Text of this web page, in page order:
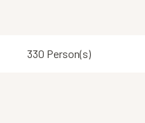
330 Person(s)